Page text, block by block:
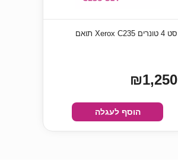
סט 4 ‏טונרים Xerox C235 תואם
₪1,250
הוסף לעגלה